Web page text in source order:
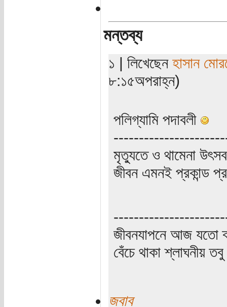
মন্তব্য
১ | লিখেছেন হাসান
৮:১৫অপরাহ্ন)
পলিগ্যামি পদাবলী
মৃত্যুতে ও থামেনা উৎসব
জীবন এমনই প্রকান্ড
জীবনযাপনে আজ যতো
বেঁচে থাকা শ্লাঘনীয়
জবাব